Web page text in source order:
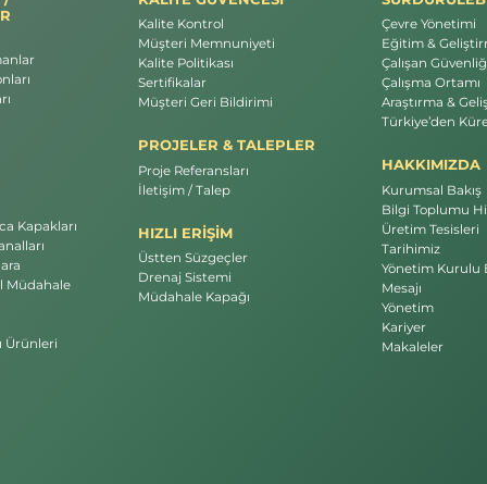
Kapakları
Müdahale
Ürünleri
Kalite Kontrol
Müşteri Memnuniyeti
Kalite Politikası
Sertifikalar
Müşteri Geri Bildirimi
PROJELER & TALEPLER
Proje Referansları
İletişim / Talep
HIZLI ERİŞİM
Üstten Süzgeçler
Drenaj Sistemi
Müdahale Kapağı
Çevre Yönetimi
Eğitim &
Çalışan
Çalışma Ortamı
Araştırma &
Türkiye’den
HAKKIMIZDA
Kurumsal Bakış
Bilgi Toplumu
Üretim Tesisleri
Tarihimiz
Yönetim Kurulu
Mesajı
Yönetim
Kariyer
Makaleler